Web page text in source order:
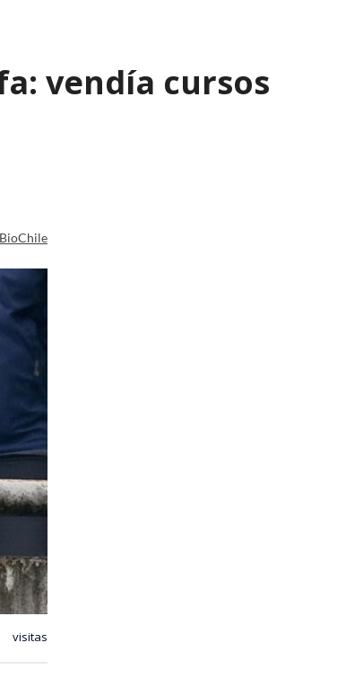
vendía cursos
visitas